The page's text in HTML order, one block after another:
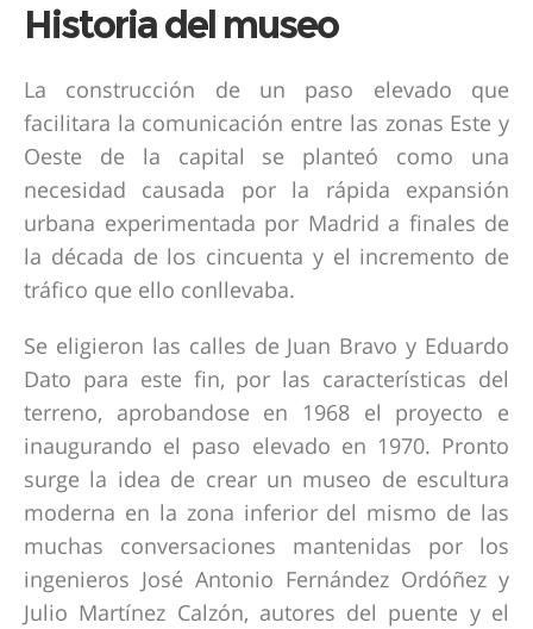
Historia del museo
La construcción de un paso elevado que
facilitara la comunicación entre las zonas Este y
Oeste de la capital se planteó como una
necesidad causada por la rápida expansión
urbana experimentada por Madrid a finales de
la década de los cincuenta y el incremento de
tráfico que ello conllevaba.
Se eligieron las calles de Juan Bravo y Eduardo
Dato para este fin, por las características del
terreno, aprobandose en 1968 el proyecto e
inaugurando el paso elevado en 1970. Pronto
surge la idea de crear un museo de escultura
moderna en la zona inferior del mismo de las
muchas conversaciones mantenidas por los
ingenieros José Antonio Fernández Ordóñez y
Julio Martínez Calzón, autores del puente y el